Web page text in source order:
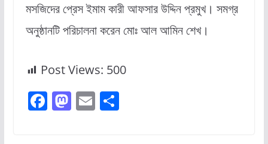
মসজিদের প্রেস ইমাম কারী আফসার উদ্দিন প্রমুখ। সমগ্র
অনুষ্ঠানটি পরিচালনা করেন মোঃ আল আমিন শেখ।
Post Views: 500
F M E S